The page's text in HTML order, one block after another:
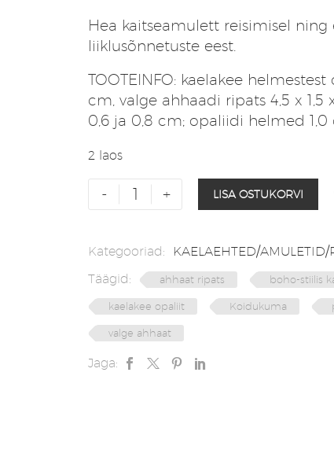
Hea kaitseamulett reisimisel
liiklusõnnetuste eest.
TOOTEINFO: kaelakee
cm, valge ahhaadi ripats 4,5 x 1,5
0,6 ja 0,8 cm; opaliidi helmed 1,0
2 laos
-
kaelakee
|
ahhaat
tipuga
ripats
kogus
+ LISA OSTUKORVI
Kategooriad: KAELAEHTED/AMULETID/
Täägid:
ahhaat ripats boho-stiilis
kaelakee opaliit Koidukuma
valge ahhaat
Jaga: